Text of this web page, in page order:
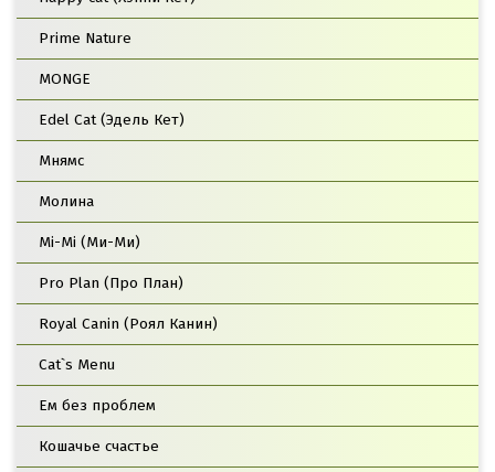
Prime Nature
MONGE
Edel Cat (Эдель Кет)
Мнямс
Молина
Mi-Mi (Ми-Ми)
Pro Plan (Про План)
Royal Canin (Роял Канин)
Cat`s Menu
Ем без проблем
Кошачье счастье